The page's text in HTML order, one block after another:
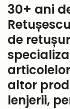
30+ ani
de
altor
lenjerii,